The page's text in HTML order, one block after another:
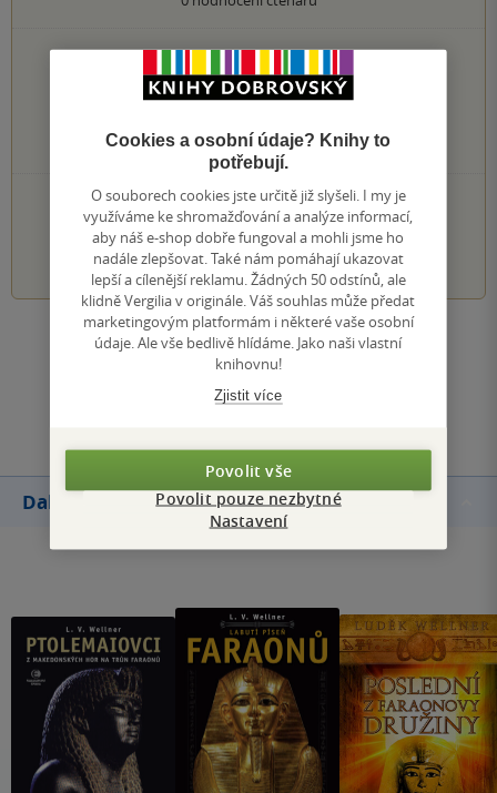
0×
4 hvězdičky
0×
3 hvězdičky
2 hvězdičky
0×
1 hvezdička
PŘIDEJTE SVÉ HODNOCENÍ KNIHY
1 2 3 4 5
Zobrazit všechna hodnocení
Přidat hodnocení
Další knihy autora
Cookies a osobní údaje? Knihy to
potřebují.
O souborech cookies jste určitě již slyšeli. I my je
využíváme ke shromažďování a analýze informací,
aby náš e-shop dobře fungoval a mohli jsme ho
nadále zlepšovat. Také nám pomáhají ukazovat
lepší a cílenější reklamu. Žádných 50 odstínů, ale
klidně Vergilia v originále. Váš souhlas může předat
marketingovým platformám i některé vaše osobní
údaje. Ale vše bedlivě hlídáme. Jako naši vlastní
knihovnu!
Zjistit více
Povolit vše
Povolit pouze nezbytné
Nastavení